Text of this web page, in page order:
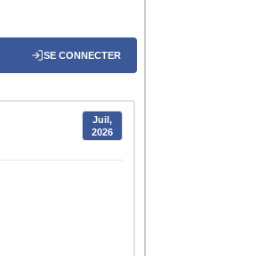
SE CONNECTER
Juil,
2026